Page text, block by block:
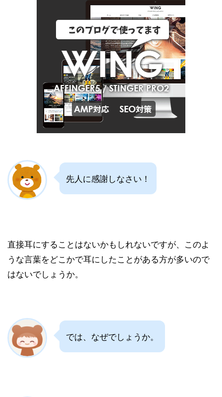
先人に感謝しなさい！
直接耳にすることはないかもしれないですが、このよ
うな言葉をどこかで耳にしたことがある方が多いので
はないでしょうか。
では、なぜでしょうか。